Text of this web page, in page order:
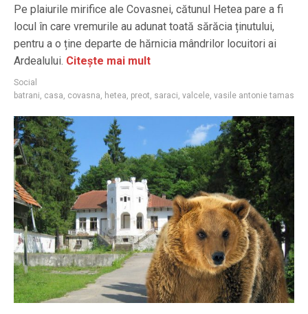
Pe plaiurile mirifice ale Covasnei, cătunul Hetea pare a fi
locul în care vremurile au adunat toată sărăcia ținutului,
pentru a o ține departe de hărnicia mândrilor locuitori ai
Ardealului. Citește mai mult
Social
batrani, casa, covasna, hetea, preot, saraci, valcele, vasile antonie tamas